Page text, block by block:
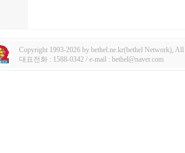
Copyright 1993-2026 by bethel.ne.kr(bethel Network), All
대표전화 : 1588-0342 / e-mail : bethel@naver.com